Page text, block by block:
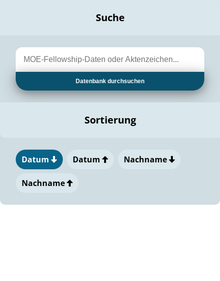
Suche
Datenbank durchsuchen
Sortierung
Datum Datum Nachname
Nachname